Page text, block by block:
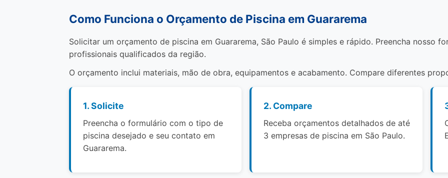
Como Funciona o Orçamento de Piscina em Guararema
Solicitar um orçamento de piscina em Guararema, São Paulo é simples e rápido. Preencha nosso
profissionais qualificados da região.
O orçamento inclui materiais, mão de obra, equipamentos e acabamento. Compare diferentes
1. Solicite
Preencha o formulário com o tipo de
piscina desejado e seu contato em
Guararema.
2. Compare
Receba orçamentos detalhados de até
3 empresas de piscina em São Paulo.